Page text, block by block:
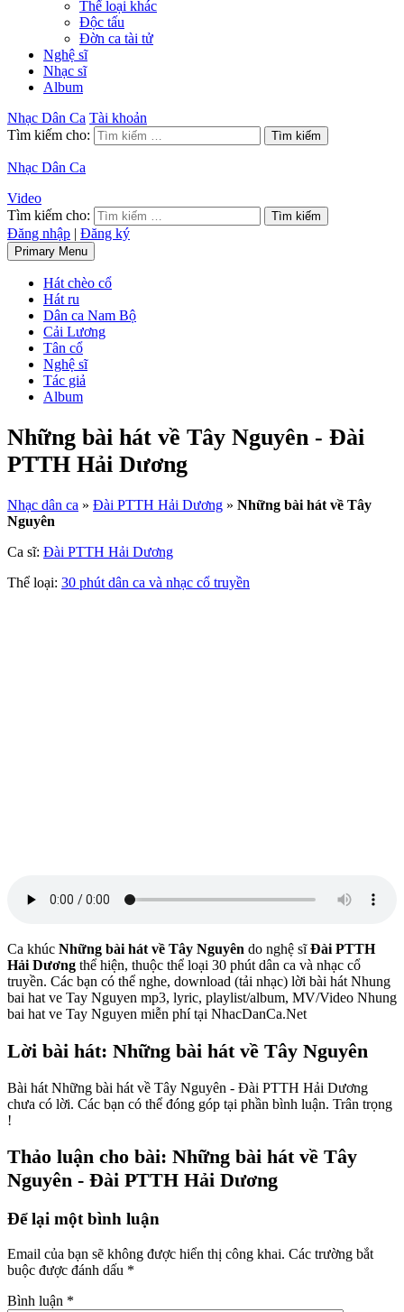
Thể loại khác
Độc tấu
Đờn ca tài tử
Nghệ sĩ
Nhạc sĩ
Album
Nhạc Dân Ca Tài khoản
Tìm kiếm cho:
Nhạc Dân Ca
Video
Tìm kiếm cho:
Đăng nhập | Đăng ký
Primary Menu
Hát chèo cổ
Hát ru
Dân ca Nam Bộ
Cải Lương
Tân cổ
Nghệ sĩ
Tác giả
Album
Những bài hát về Tây Nguyên - Đài
PTTH Hải Dương
Nhạc dân ca » Đài PTTH Hải Dương » Những bài hát về Tây
Nguyên
Ca sĩ: Đài PTTH Hải Dương
Thể loại: 30 phút dân ca và nhạc cổ truyền
Ca khúc Những bài hát về Tây Nguyên do nghệ sĩĐài PTTH
Hải Dương thể hiện, thuộc thể loại 30 phút dân ca và nhạc cổ
truyền. Các bạn có thể nghe, download (tải nhạc) lời bài hát Nhung
bai hat ve Tay Nguyen mp3, lyric, playlist/album, MV/Video Nhung
bai hat ve Tay Nguyen miễn phí tại NhacDanCa.Net
Lời bài hát: Những bài hát về Tây Nguyên
Bài hát Những bài hát về Tây Nguyên - Đài PTTH Hải Dương
chưa có lời. Các bạn có thể đóng góp tại phần bình luận. Trân trọng
!
Thảo luận cho bài: Những bài hát về Tây
Nguyên - Đài PTTH Hải Dương
Để lại một bình luận
Email của bạn sẽ không được hiển thị công khai. Các trường bắt
buộc được đánh dấu *
Bình luận *